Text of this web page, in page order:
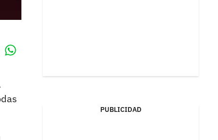
PUBLICIDAD